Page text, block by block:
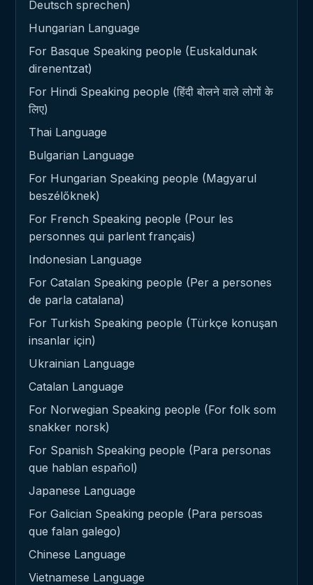
Deutsch sprechen)
Hungarian Language
For Basque Speaking people (Euskaldunak
direnentzat)
For Hindi Speaking people (हिंदी बोलने वाले लोगों के
लिए)
Thai Language
Bulgarian Language
For Hungarian Speaking people (Magyarul
beszélőknek)
For French Speaking people (Pour les
personnes qui parlent français)
Indonesian Language
For Catalan Speaking people (Per a persones
de parla catalana)
For Turkish Speaking people (Türkçe konuşan
insanlar için)
Ukrainian Language
Catalan Language
For Norwegian Speaking people (For folk som
snakker norsk)
For Spanish Speaking people (Para personas
que hablan español)
Japanese Language
For Galician Speaking people (Para persoas
que falan galego)
Chinese Language
Vietnamese Language